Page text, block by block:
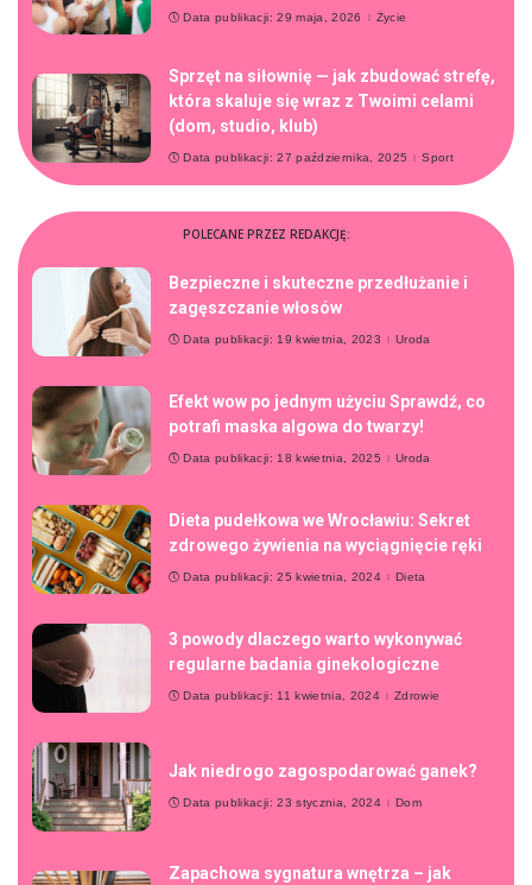
Data publikacji: 29 maja, 2026 Życie
Sprzęt na siłownię — jak zbudować strefę,
która skaluje się wraz z Twoimi celami
(dom, studio, klub)
Data publikacji: 27 października, 2025 Sport
POLECANE PRZEZ REDAKCJĘ:
Bezpieczne i skuteczne przedłużanie i
zagęszczanie włosów
Data publikacji: 19 kwietnia, 2023 Uroda
Efekt wow po jednym użyciu Sprawdź, co
potrafi maska algowa do twarzy!
Data publikacji: 18 kwietnia, 2025 Uroda
Dieta pudełkowa we Wrocławiu: Sekret
zdrowego żywienia na wyciągnięcie ręki
Data publikacji: 25 kwietnia, 2024 Dieta
3 powody dlaczego warto wykonywać
regularne badania ginekologiczne
Data publikacji: 11 kwietnia, 2024 Zdrowie
Jak niedrogo zagospodarować ganek?
Data publikacji: 23 stycznia, 2024 Dom
Zapachowa sygnatura wnętrza – jak